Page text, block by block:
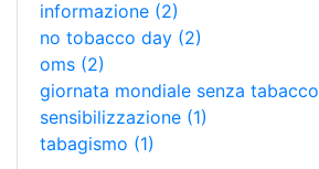
informazione (2)
no tobacco day (2)
oms (2)
giornata mondiale senza tabacco
sensibilizzazione (1)
tabagismo (1)